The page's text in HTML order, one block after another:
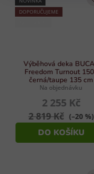
DOPORUČUJEME
Výběhová deka
Freedom Turnout
černá/taupe 135 cm
Na objednávku
2 255 Kč
2 819 Kč (–20 %)
DO KOŠÍKU